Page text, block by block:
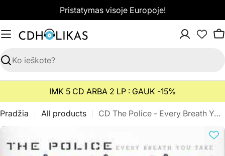
prie
turinio
Pristatymas visoje Europoje!
Paieška
IMK 5 CD ARBA 2 LP : GAUK -15%
Pradžia All products CD The Police - Every Breath You Take (The Classics)